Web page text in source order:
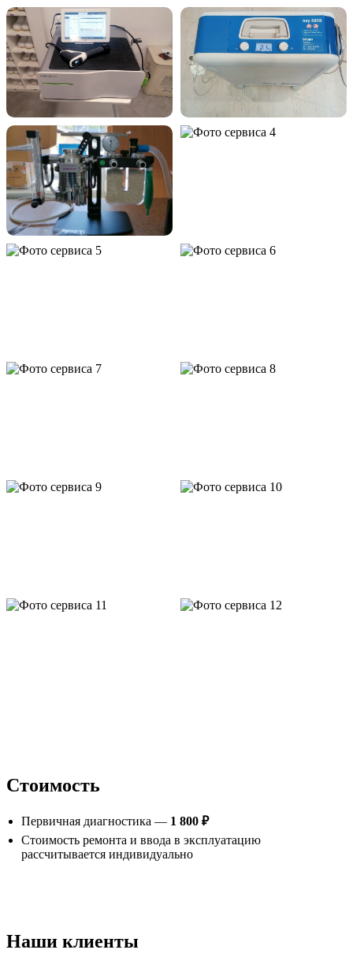
Стоимость
Первичная диагностика — 1 800 ₽
Стоимость ремонта и ввода в эксплуатацию
рассчитывается индивидуально
Наши клиенты